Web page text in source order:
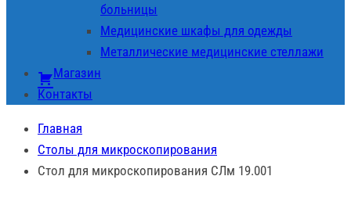
больницы
Медицинские шкафы для одежды
Металлические медицинские стеллажи
Магазин
Контакты
Главная
Столы для микроскопирования
Стол для микроскопирования СЛм 19.001